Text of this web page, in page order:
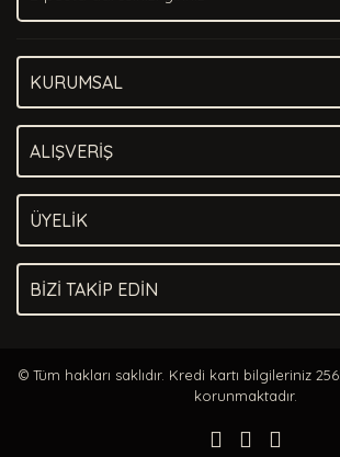
KURUMSAL
ALIŞVERİŞ
ÜYELİK
BİZİ TAKİP EDİN
© Tüm hakları saklıdır. Kredi kartı bilgileriniz
korunmaktadır.